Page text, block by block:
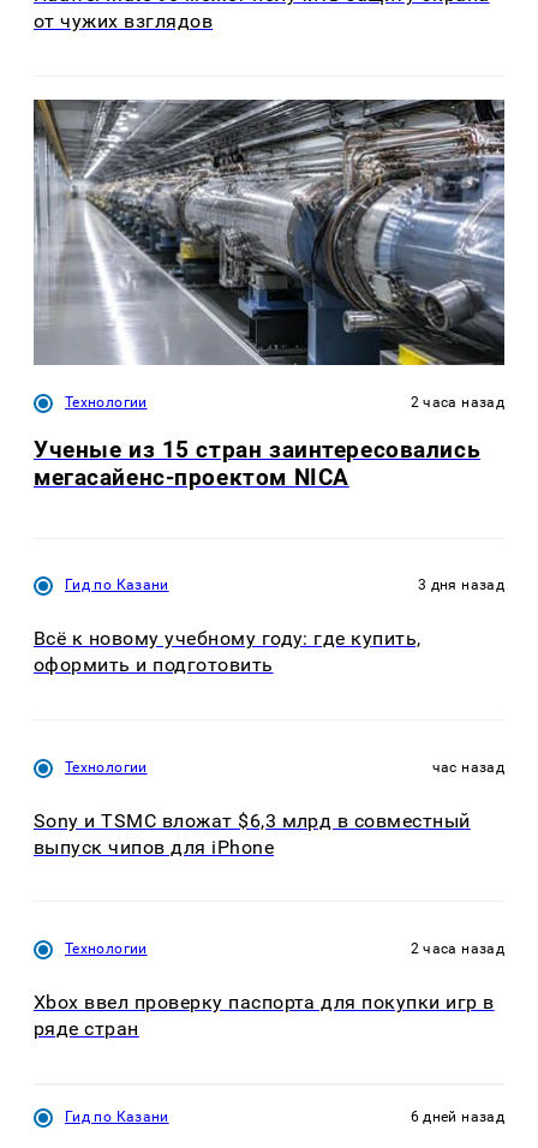
от чужих взглядов
Технологии 2 часа назад
Ученые из 15 стран заинтересовались
мегасайенс-проектом NICA
Гид по Казани 3 дня назад
Всё к новому учебному году: где купить,
оформить и подготовить
Технологии час назад
Sony и TSMC вложат $6,3 млрд в совместный
выпуск чипов для iPhone
Технологии 2 часа назад
Xbox ввел проверку паспорта для покупки игр в
ряде стран
Гид по Казани 6 дней назад